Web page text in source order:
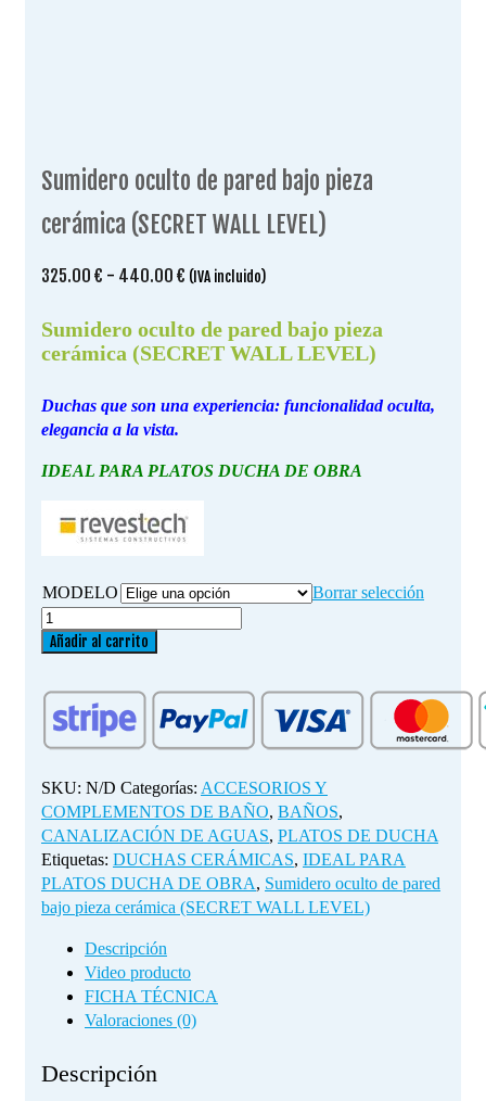
Sumidero oculto de pared bajo pieza
cerámica (SECRET WALL LEVEL)
325.00 € - 440.00 € Rango
precios:
desde
440.00 €
(IVA incluido)
Sumidero oculto de pared bajo pieza
cerámica (SECRET WALL LEVEL)
Duchas que son una experiencia: funcionalidad oculta,
elegancia a la vista.
IDEAL PARA PLATOS DUCHA DE OBRA
MODELO
Borrar selección
Sumidero
oculto
pared
bajo
pieza
(SECRET
WALL
LEVEL)
cantidad
Añadir al carrito
SKU: N/D Categorías: ACCESORIOS Y
COMPLEMENTOS DE BAÑO, BAÑOS,
CANALIZACIÓN DE AGUAS, PLATOS DE DUCHA
Etiquetas: DUCHAS CERÁMICAS, IDEAL PARA
PLATOS DUCHA DE OBRA, Sumidero oculto de pared
bajo pieza cerámica (SECRET WALL LEVEL)
Descripción
Video producto
FICHA TÉCNICA
Valoraciones (0)
Descripción